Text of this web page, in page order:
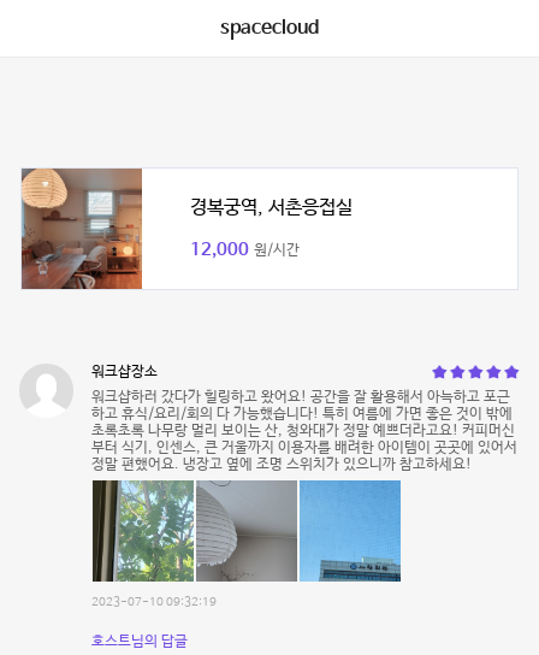
spacecloud
경복궁역, 서촌응접실
12,000 원/시간
워크샵장소
워크샵하러 갔다가 힐링하고 왔어요! 공간을 잘 활용해서 아늑하고 포근
하고 휴식/요리/회의 다 가능했습니다! 특히 여름에 가면 좋은 것이 밖에
초록초록 나무랑 멀리 보이는 산, 청와대가 정말 예쁘더라고요! 커피머신
부터 식기, 인센스, 큰 거울까지 이용자를 배려한 아이템이 곳곳에 있어서
정말 편했어요. 냉장고 옆에 조명 스위치가 있으니까 참고하세요!
2023-07-10 09:32:19
호스트님의 답글